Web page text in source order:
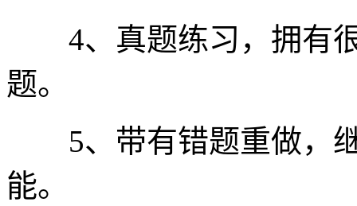
4、真题练习，拥有很
题。
5、带有错题重做，继
能。